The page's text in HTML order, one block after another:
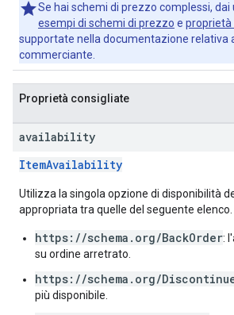
Se hai schemi di prezzo complessi, dai
esempi di schemi di prezzo e proprietà
supportate nella documentazione relativa
commerciante.
Proprietà consigliate
availability
ItemAvailability
Utilizza la singola opzione di disponibilità
appropriata tra quelle del seguente elenco.
https://schema.org/BackOrder:
su ordine arretrato.
https://schema.org/
più disponibile.